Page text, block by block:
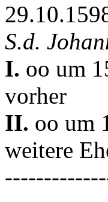
S.d.
I. oo um
vorher
II. oo um
weitere